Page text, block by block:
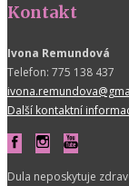
Kontakt
Ivona Remundová
Telefon: 775 138 437
Další kontaktní
Dula neposkytuje